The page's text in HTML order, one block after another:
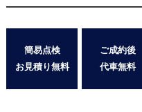
簡易点検
お見積り無料
ご成約後
代車無料